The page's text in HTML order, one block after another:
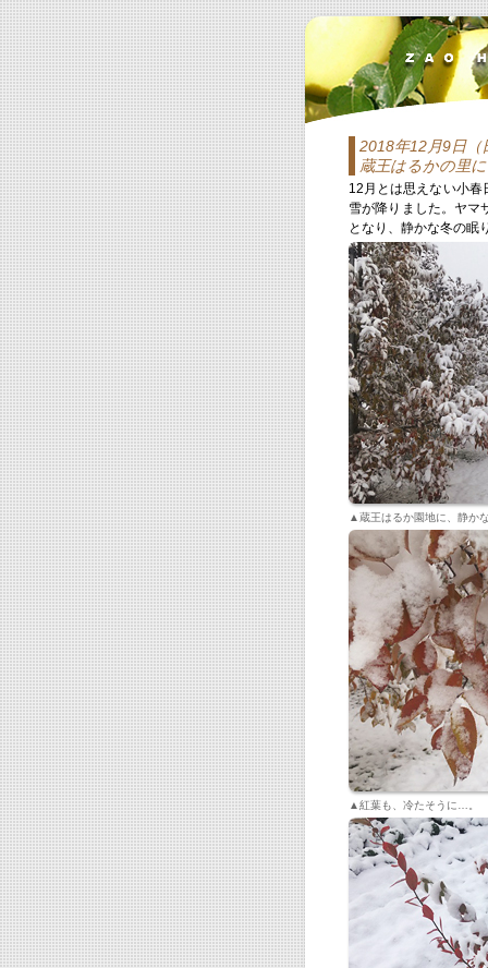
2018年12月9日（
蔵王はるかの里
12月とは思えない小春
雪が降りました。ヤマ
となり、静かな冬の眠
▲蔵王はるか園地に、静か
▲紅葉も、冷たそうに…。